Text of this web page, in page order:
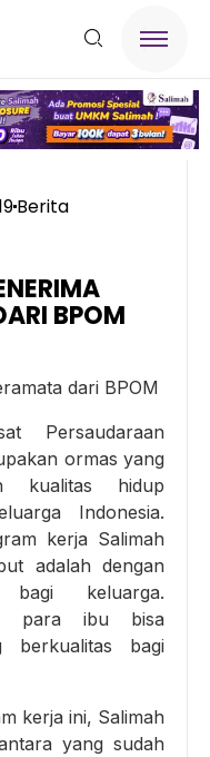
Berita
BPOM
dari BPOM
Persaudaraan
ormas yang
kualitas hidup
Indonesia.
kerja Salimah
adalah dengan
bagi keluarga.
para ibu bisa
berkualitas bagi
kerja ini, Salimah
yang sudah